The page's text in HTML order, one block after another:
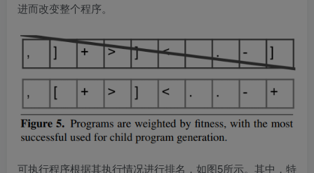
进而改变整个程序。
可执行程序根据其执行情况进行排名，如图5所示。其中，特